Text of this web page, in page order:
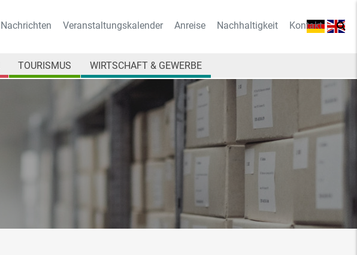
Nachrichten Veranstaltungskalender Anreise Nachhaltigkeit Kontakt
TOURISMUS WIRTSCHAFT & GEWERBE